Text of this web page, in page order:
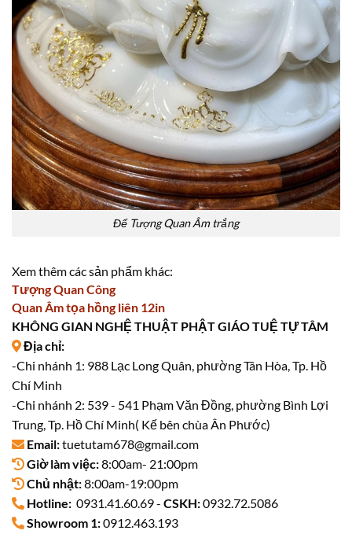
Đế Tượng Quan Âm trắng
Xem thêm các sản phẩm khác:
Tượng Quan Công
Quan Âm tọa hồng liên 12in
KHÔNG GIAN NGHỆ THUẬT PHẬT GIÁO TUỆ TỰ TÂM
Địa chỉ:
-Chi nhánh 1: 988 Lạc Long Quân, phường Tân Hòa, Tp. Hồ
Chí Minh
-Chi nhánh 2: 539 - 541 Phạm Văn Đồng, phường Bình Lợi
Trung, Tp. Hồ Chí Minh( Kế bên chùa Ân Phước)
Email:tuetutam678@gmail.com
Giờ làm việc:8:00am- 21:00pm
Chủ nhật:8:00am-19:00pm
Hotline: 0931.41.60.69 - CSKH:0932.72.5086
Showroom 1:0912.463.193